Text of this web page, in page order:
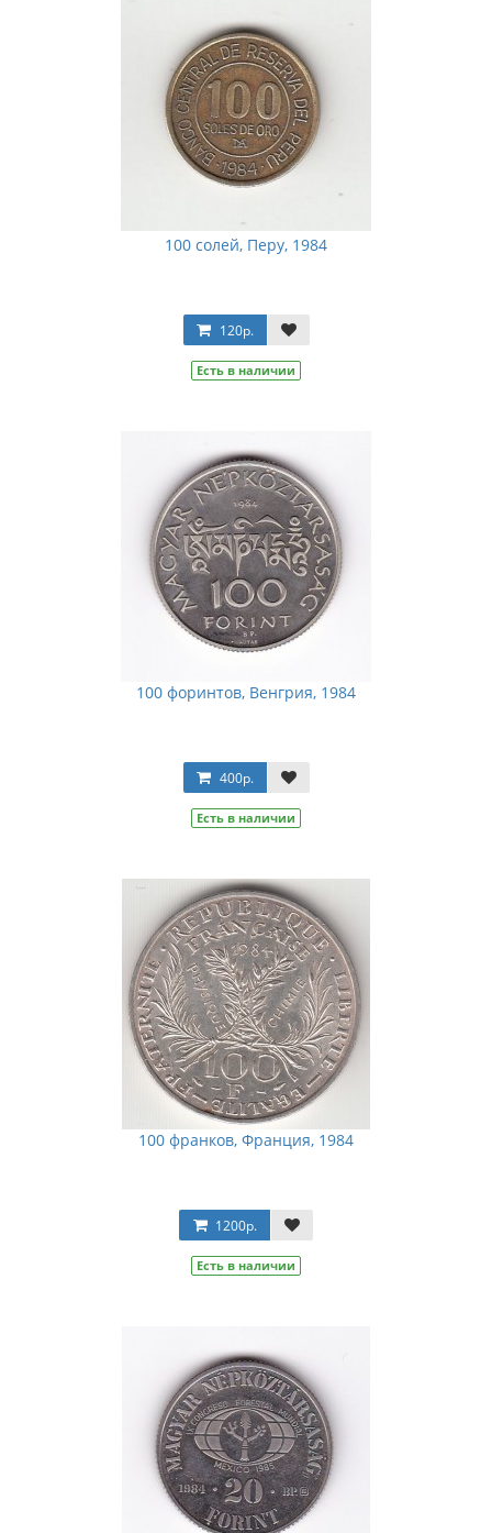
100 солей, Перу, 1984
120р.
Есть в наличии
100 форинтов, Венгрия, 1984
400р.
Есть в наличии
100 франков, Франция, 1984
1200р.
Есть в наличии